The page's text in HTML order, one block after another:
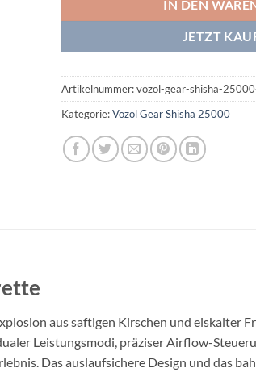
IN DEN
JETZT
Artikelnummer:vozol-gear-shisha-
Kategorie:Vozol Gear Shisha 25000
aus saftigen Kirschen und eiskalter
Leistungsmodi, präziser Airflow-
Das auslaufsichere Design und das